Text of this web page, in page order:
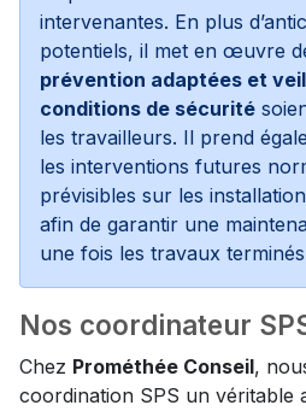
intervenantes. En plus
potentiels, il met en œuvre
prévention adaptées et
conditions de sécurité
les travailleurs. Il prend
les interventions futures
prévisibles sur les
afin de garantir une
une fois les travaux
Nos coordinateur
Chez Prométhée Conseil,
coordination SPS un véritable